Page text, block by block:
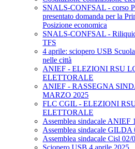
SNALS-CONFSAL - corso
presentato domanda per la
Posizione economica
SNALS-CONFSAL -
TFS
4 aprile: sciopero USB
nelle città
ANIEF - ELEZIONI RSU
ELETTORALE
ANIEF - RASSEGNA
MARZO 2025
FLC CGIL - ELEZIONI
ELETTORALE
Assemblea sindacale ANIEF
Assemblea sindacale GILDA
Assemblea sindacale Cisl 02/